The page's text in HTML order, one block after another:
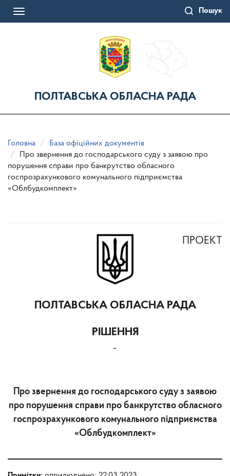
Пошук
Toggle
ПОЛТАВСЬКА ОБЛАСНА РАДА
Головна
База офіційних документів
Про звернення до господарського суду з заявою про
порушення справи про банкрутство обласного
госпрозрахункового комунального підприємства
«Облбудкомплект»
ПРОЕКТ
ПОЛТАВСЬКА ОБЛАСНА РАДА
РІШЕННЯ
-
Про звернення до господарського суду з заявою
про порушення справи про банкрутство обласного
госпрозрахункового комунального підприємства
«Облбудкомплект»